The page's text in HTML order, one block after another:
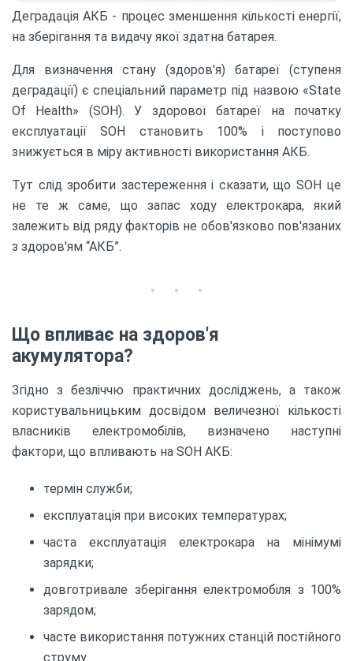
Деградація АКБ - процес зменшення кількості енергії,
на зберігання та видачу якої здатна батарея.
Для визначення стану (здоров'я) батареї (ступеня
деградації) є спеціальний параметр під назвою «State
Of Health» (SOH). У здорової батареї на початку
експлуатації SOH становить 100% і поступово
знижується в міру активності використання АКБ.
Тут слід зробити застереження і сказати, що SOH це
не те ж саме, що запас ходу електрокара, який
залежить від ряду факторів не обов'язково пов'язаних
з здоров'ям “АКБ”.
Що впливає на здоров'я
акумулятора?
Згідно з безліччю практичних досліджень, а також
користувальницьким досвідом величезної кількості
власників електромобілів, визначено наступні
фактори, що впливають на SOH АКБ:
термін служби;
експлуатація при високих температурах;
часта експлуатація електрокара на мінімумі
зарядки;
довготривале зберігання електромобіля з 100%
зарядом;
часте використання потужних станцій постійного
струму.